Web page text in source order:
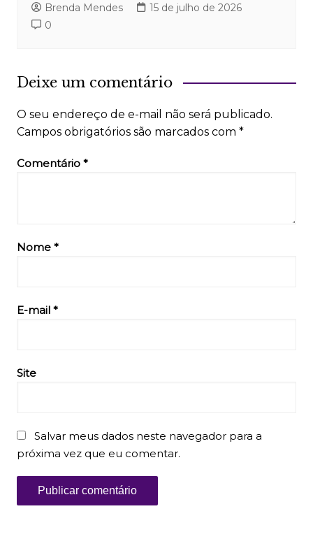
Brenda Mendes
15 de julho de 2026
0
Deixe um comentário
O seu endereço de e-mail não será publicado.
Campos obrigatórios são marcados com *
Comentário *
Nome *
E-mail *
Site
Salvar meus dados neste navegador para a
próxima vez que eu comentar.